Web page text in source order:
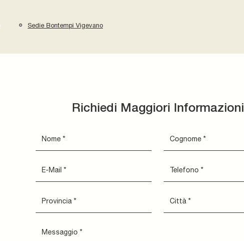
Sedie Bontempi Vigevano
Richiedi Maggiori Informazioni